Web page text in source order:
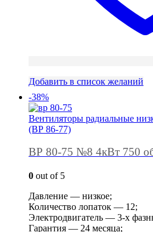
Добавить в список желаний
-38%
Вентиляторы радиальные
(ВР 86-77)
ВР 80-75 №8 4кВт 750
0 out of 5
Давление — низкое;
Количество лопаток — 12;
Электродвигатель — 3-х
Гарантия — 24 месяца;